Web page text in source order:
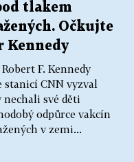
tlakem
Očkujte
Kennedy
F. Kennedy
CNN vyzval
nechali své děti
odpůrce vakcín
v zemi...